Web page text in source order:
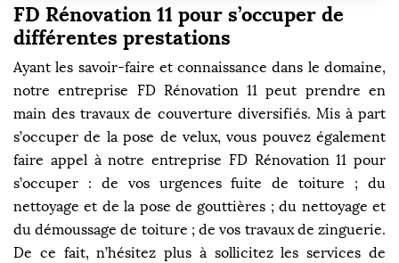
FD Rénovation 11 pour s’occuper de
différentes prestations
Ayant les savoir-faire et connaissance dans le domaine,
notre entreprise FD Rénovation 11 peut prendre en
main des travaux de couverture diversifiés. Mis à part
s’occuper de la pose de velux, vous pouvez également
faire appel à notre entreprise FD Rénovation 11 pour
s’occuper : de vos urgences fuite de toiture ; du
nettoyage et de la pose de gouttières ; du nettoyage et
du démoussage de toiture ; de vos travaux de zinguerie.
De ce fait, n’hésitez plus à sollicitez les services de